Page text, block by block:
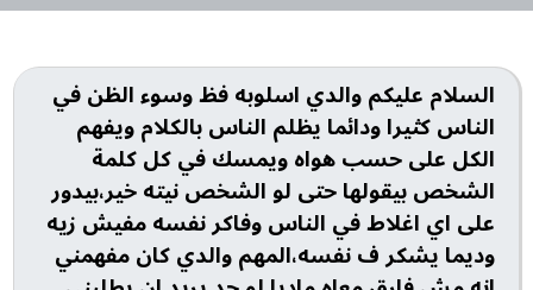
السلام عليكم والدي اسلوبه فظ وسوء الظن في
الناس كثيرا ودائما يظلم الناس بالكلام ويفهم
الكل على حسب هواه ويمسك في كل كلمة
الشخص بيقولها حتى لو الشخص نيته خير،بيدور
على اي اغلاط في الناس وفاكر نفسه مفيش زيه
وديما يشكر ف نفسه،المهم والدي كان مفهمني